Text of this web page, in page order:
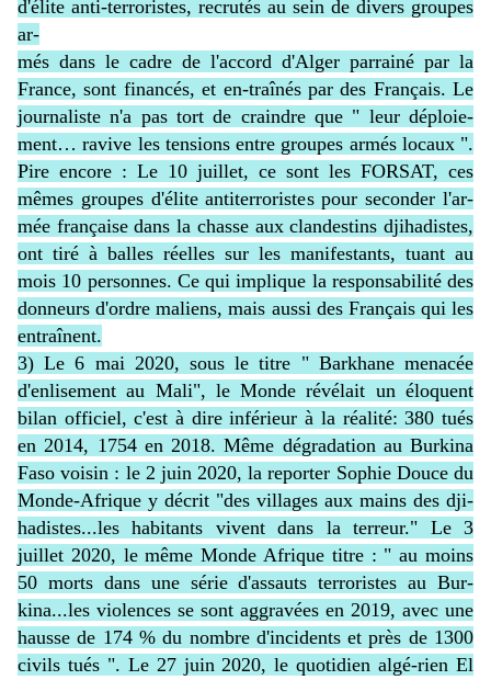
d'élite anti-terroristes, recrutés au sein de divers groupes
ar-
més dans le cadre de l'accord d'Alger parrainé par la
France, sont financés, et en-traînés par des Français. Le
journaliste n'a pas tort de craindre que " leur déploie-
ment… ravive les tensions entre groupes armés locaux ".
Pire encore : Le 10 juillet, ce sont les FORSAT, ces
mêmes groupes d'élite antiterroristes pour seconder l'ar-
mée française dans la chasse aux clandestins djihadistes,
ont tiré à balles réelles sur les manifestants, tuant au
mois 10 personnes. Ce qui implique la responsabilité des
donneurs d'ordre maliens, mais aussi des Français qui les
entraînent.
3) Le 6 mai 2020, sous le titre " Barkhane menacée
d'enlisement au Mali", le Monde révélait un éloquent
bilan officiel, c'est à dire inférieur à la réalité: 380 tués
en 2014, 1754 en 2018. Même dégradation au Burkina
Faso voisin : le 2 juin 2020, la reporter Sophie Douce du
Monde-Afrique y décrit "des villages aux mains des dji-
hadistes...les habitants vivent dans la terreur." Le 3
juillet 2020, le même Monde Afrique titre : " au moins
50 morts dans une série d'assauts terroristes au Bur-
kina...les violences se sont aggravées en 2019, avec une
hausse de 174 % du nombre d'incidents et près de 1300
civils tués ". Le 27 juin 2020, le quotidien algé-rien El